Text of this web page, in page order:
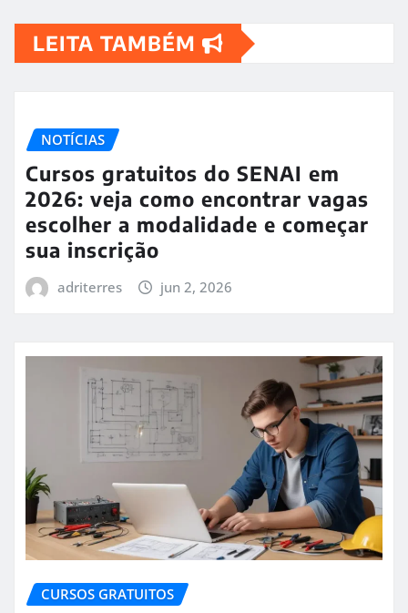
LEITA TAMBÉM
NOTÍCIAS
Cursos gratuitos do SENAI em
2026: veja como encontrar vagas
escolher a modalidade e começar
sua inscrição
adriterres jun 2, 2026
CURSOS GRATUITOS